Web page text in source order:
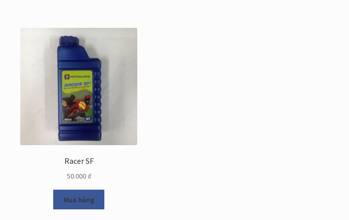
Racer SF
50.000 ₫
Mua hàng